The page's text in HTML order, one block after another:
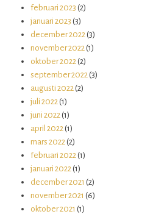
februari 2023 (2)
januari 2023 (3)
december 2022 (3)
november 2022 (1)
oktober 2022 (2)
september 2022 (3)
augusti 2022 (2)
juli 2022 (1)
juni 2022 (1)
april 2022 (1)
mars 2022 (2)
februari 2022 (1)
januari 2022 (1)
december 2021 (2)
november 2021 (6)
oktober 2021 (1)